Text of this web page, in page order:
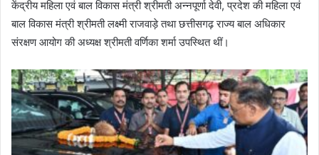
केंद्रीय महिला एवं बाल विकास मंत्री श्रीमती अन्नपूर्णा देवी, प्रदेश की महिला एवं
बाल विकास मंत्री श्रीमती लक्ष्मी राजवाड़े तथा छत्तीसगढ़ राज्य बाल अधिकार
संरक्षण आयोग की अध्यक्ष श्रीमती वर्णिका शर्मा उपस्थित थीं।